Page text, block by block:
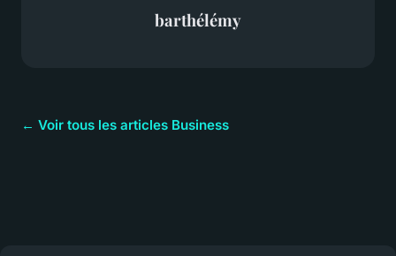
barthélémy
← Voir tous les articles Business